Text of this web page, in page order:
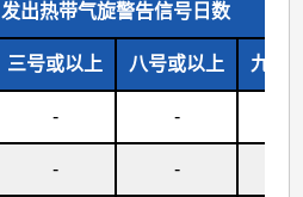
发出热带气旋警告信号日数
三号或以上 八号或以上 九号
- -
- -